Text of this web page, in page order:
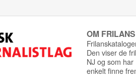
OM
Den viser de
NJ og som
enkelt finne